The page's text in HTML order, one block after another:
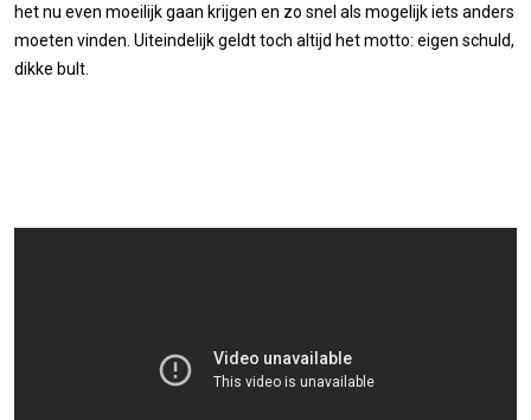
het nu even moeilijk gaan krijgen en zo snel als mogelijk iets anders
moeten vinden. Uiteindelijk geldt toch altijd het motto: eigen schuld,
dikke bult.